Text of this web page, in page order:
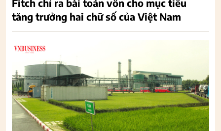
Fitch chỉ ra bài toán vốn cho mục tiêu
tăng trưởng hai chữ số của Việt Nam